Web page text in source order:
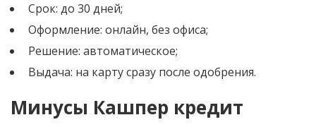
Срок: до 30 дней;
Оформление: онлайн, без офиса;
Решение: автоматическое;
Выдача: на карту сразу после одобрения.
Минусы Кашпер кредит